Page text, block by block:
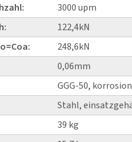
3000 upm
122,4kN
248,6kN
0,06mm
GGG-50,
Stahl,
39 kg